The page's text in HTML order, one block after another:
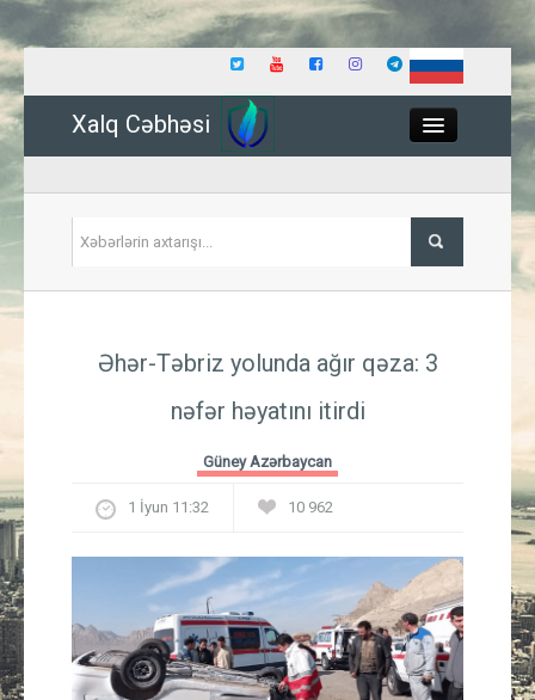
Xalq Cəbhəsi
İqtisadiyyat
Güney Azərbaycan
Mədəniyyət
Müsahibə
Əhər-Təbriz yolunda ağır qəza: 3
nəfər həyatını itirdi
Güney Azərbaycan
1 İyun 11:32 10 962